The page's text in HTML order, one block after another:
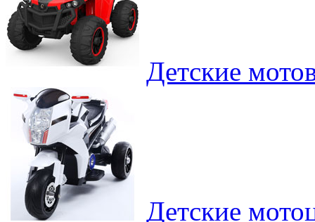
Детские
Детские